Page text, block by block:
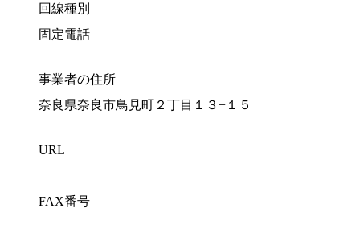
回線種別
固定電話
事業者の住所
奈良県奈良市鳥見町２丁目１３−１５
URL
FAX番号